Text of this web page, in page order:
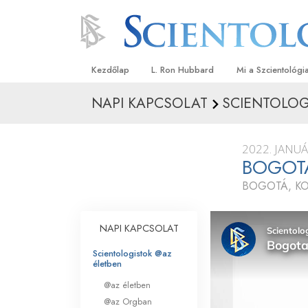
Kezdőlap L. Ron Hubbard Mi a
Hittételek és
Mit mondanak a
a
Ismerjen meg
Látogatás egy
A Szcientológia
NAPI KAPCSOLAT
2022.
BOGOTÁ,
NAPI KAPCSOLAT
Scientologistok @az
életben
@az életben
@az Orgban